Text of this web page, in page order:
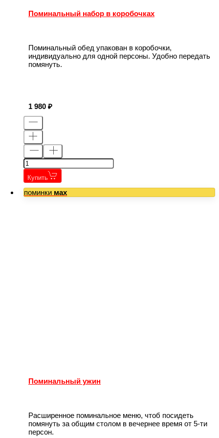
Поминальный набор в коробочках
Поминальный обед упакован в коробочки,
индивидуально для одной персоны. Удобно передать
помянуть.
1 980
Купить
поминки мах
Поминальный ужин
Расширенное поминальное меню, чтоб посидеть
помянуть за общим столом в вечернее время от 5-ти
персон.